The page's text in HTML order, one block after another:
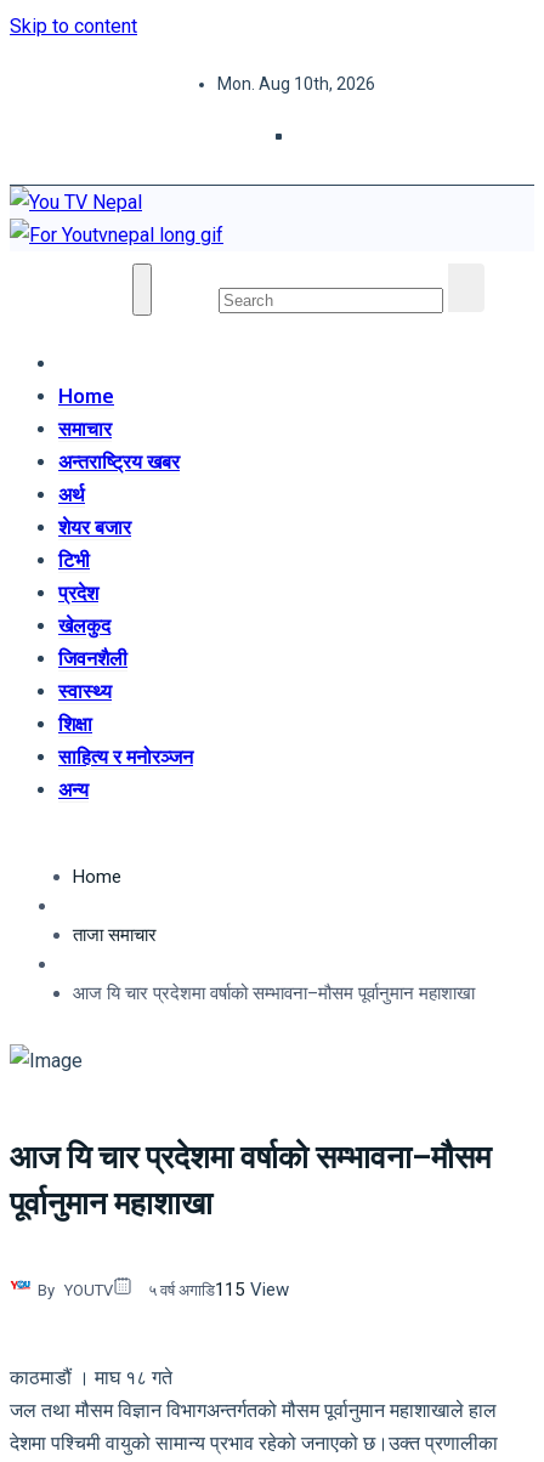
Skip to content
Mon. Aug 10th, 2026
Home
समाचार
अन्तराष्ट्रिय खबर
अर्थ
शेयर बजार
टिभी
प्रदेश
खेलकुद
जिवनशैली
स्वास्थ्य
शिक्षा
साहित्य र मनोरञ्जन
अन्य
Home
ताजा समाचार
आज यि चार प्रदेशमा वर्षाको सम्भावना–मौसम पूर्वानुमान महाशाखा
आज यि चार प्रदेशमा वर्षाको सम्भावना–मौसम
पूर्वानुमान महाशाखा
By YOUTV ५ वर्ष अगाडि115 View
काठमाडौं । माघ १८ गते
जल तथा मौसम विज्ञान विभागअन्तर्गतको मौसम पूर्वानुमान महाशाखाले हाल
देशमा पश्चिमी वायुको सामान्य प्रभाव रहेको जनाएको छ।उक्त प्रणालीका